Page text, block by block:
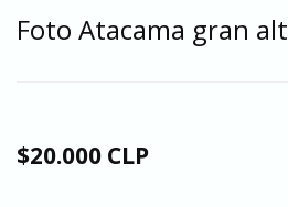
Foto Atacama gran
$20.000 CLP